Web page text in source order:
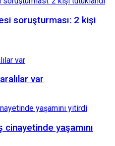
soruşturması: 2 kişi
var
yaşamını